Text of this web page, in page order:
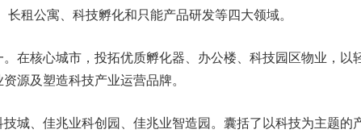
租公寓、科技孵化和只能产品研发等四大领域。
在核心城市，投拓优质孵化器、办公楼、科技园区物业，以
源及塑造科技产业运营品牌。
城、佳兆业科创园、佳兆业智造园。囊括了以科技为主题的